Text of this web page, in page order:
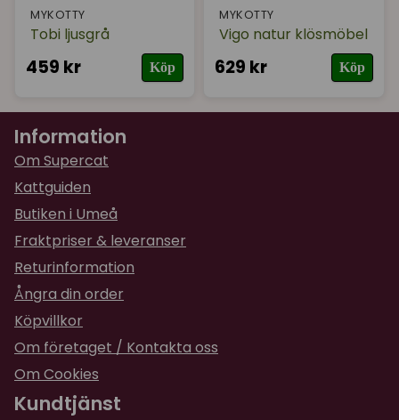
MYKOTTY
Tobi ljusgrå
459 kr Köp
MYKOTTY
Vigo natur klösmöbel
629 kr Köp
Information
Om Supercat
Kattguiden
Butiken i Umeå
Fraktpriser & leveranser
Returinformation
Ångra din order
Köpvillkor
Om företaget / Kontakta oss
Om Cookies
Kundtjänst